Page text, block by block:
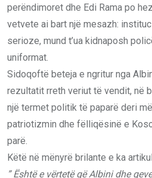
perëndimoret dhe Edi Rama po
vetvete ai bart një mesazh:
serioze, mund t’ua kidnaposh
uniformat.
Sidoqoftë beteja e ngritur nga
rezultatit rreth veriut të vendit, në
një termet politik të paparë deri
patriotizmin dhe fëlliqësinë e
parë.
Këtë në mënyrë brilante e ka
” Është e vërtetë që Albini dhe